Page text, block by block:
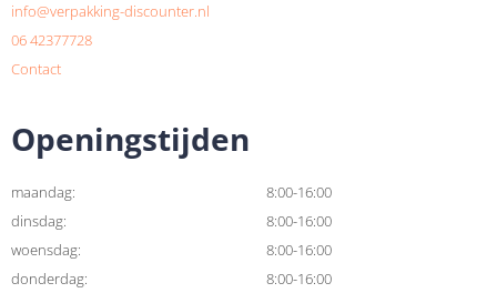
info@verpakking-discounter.nl
06 42377728
Contact
Openingstijden
maandag:
8:00-16:00
dinsdag:
8:00-16:00
woensdag:
8:00-16:00
donderdag:
8:00-16:00